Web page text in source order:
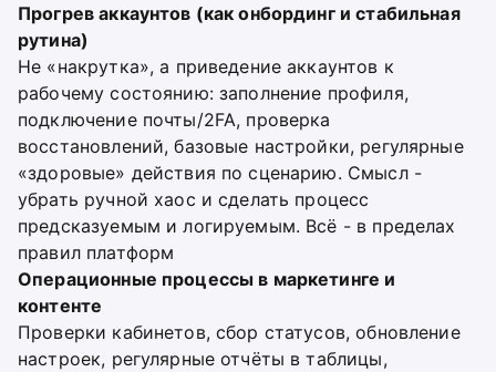
Прогрев аккаунтов (как онбординг и стабильная
рутина)
Не «накрутка», а приведение аккаунтов к
рабочему состоянию: заполнение профиля,
подключение почты/2FA, проверка
восстановлений, базовые настройки, регулярные
«здоровые» действия по сценарию. Смысл -
убрать ручной хаос и сделать процесс
предсказуемым и логируемым. Всё - в пределах
правил платформ
Операционные процессы в маркетинге и
контенте
Проверки кабинетов, сбор статусов, обновление
настроек, регулярные отчёты в таблицы,